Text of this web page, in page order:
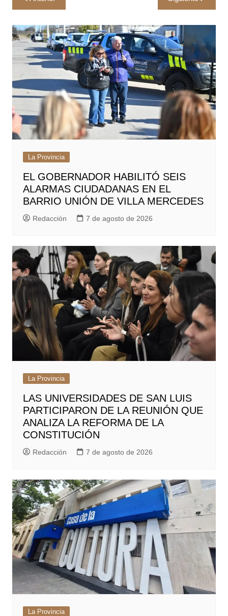
de
entradas
La Provincia
EL GOBERNADOR HABILITÓ SEIS
ALARMAS CIUDADANAS EN EL
BARRIO UNIÓN DE VILLA MERCEDES
Redacción 7 de agosto de 2026
La Provincia
LAS UNIVERSIDADES DE SAN LUIS
PARTICIPARON DE LA REUNIÓN QUE
ANALIZA LA REFORMA DE LA
CONSTITUCIÓN
Redacción 7 de agosto de 2026
La Provincia